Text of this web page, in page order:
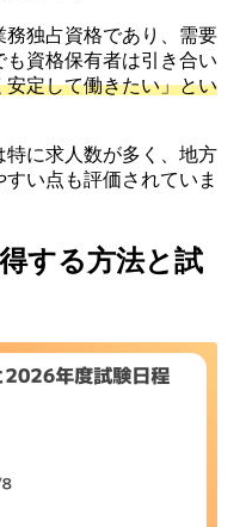
独占資格であり、需要
資格保有者は引き合い
定して働きたい」とい
に求人数が多く、地方
い点も評価されていま
する方法と試